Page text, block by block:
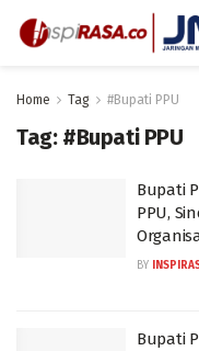
Home Tag #Bupati PPU
Tag: #Bupati PPU
Bupati
PPU,
BY
Bupati